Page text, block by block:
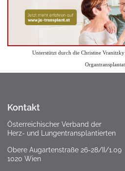
Unterstützt durch die Christine
Kontakt
Österreichischer Verband der
Herz- und Lungentransplantierten
Obere Augartenstraße 26-28/II/1.09
1020 Wien